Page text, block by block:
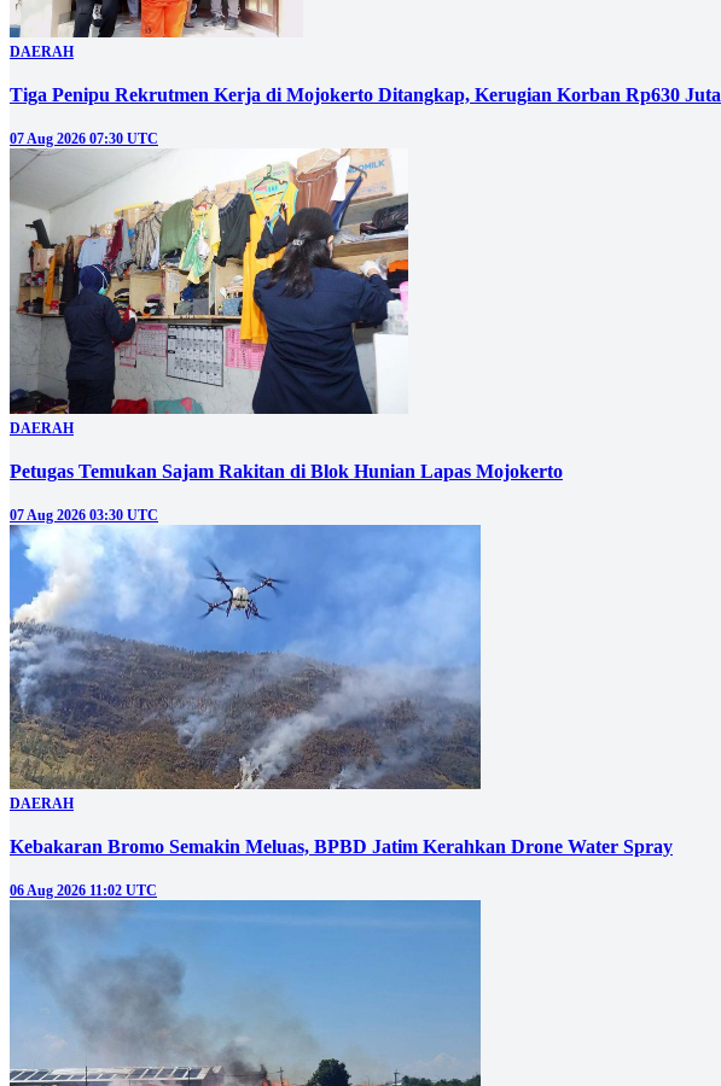
DAERAH
Tiga Penipu Rekrutmen Kerja di Mojokerto Ditangkap, Kerugian Korban Rp630 Juta
07 Aug 2026 07:30 UTC
DAERAH
Petugas Temukan Sajam Rakitan di Blok Hunian Lapas Mojokerto
07 Aug 2026 03:30 UTC
DAERAH
Kebakaran Bromo Semakin Meluas, BPBD Jatim Kerahkan Drone Water Spray
06 Aug 2026 11:02 UTC